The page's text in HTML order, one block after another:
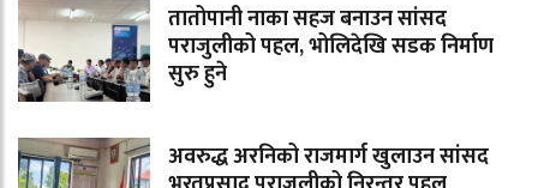
तातोपानी नाका सहज बनाउन सांसद
पराजुलीको पहल, भोलिदेखि सडक निर्माण
सुरु हुने
अवरुद्ध अरनिको राजमार्ग खुलाउन सांसद